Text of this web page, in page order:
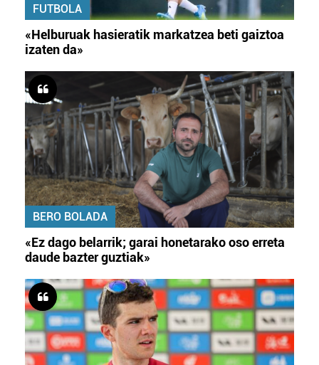
FUTBOLA
«Helburuak hasieratik markatzea beti gaiztoa
izaten da»
BERO BOLADA
«Ez dago belarrik; garai honetarako oso erreta
daude bazter guztiak»